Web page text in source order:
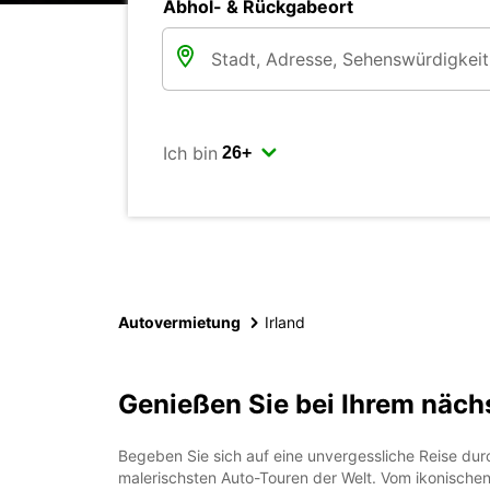
Abhol- & Rückgabeort
Ich bin
Autovermietung Irland
Genießen Sie bei Ihrem
Begeben Sie sich auf eine unvergessliche Reise
malerischsten Auto-Touren der Welt. Vom